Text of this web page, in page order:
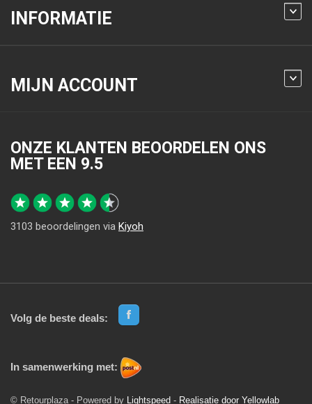
INFORMATIE
MIJN ACCOUNT
ONZE KLANTEN BEOORDELEN ONS
MET EEN 9.5
3103 beoordelingen via Kiyoh
Volg de beste deals:
In samenwerking met:
© Retourplaza - Powered by Lightspeed - Realisatie door Yellowlab